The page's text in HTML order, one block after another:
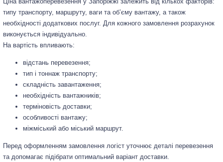
типу транспорту, маршруту, ваги та об’єму вантажу, а також
необхідності додаткових послуг. Для кожного замовлення розрахунок
виконується індивідуально.
На вартість впливають:
відстань перевезення;
тип і тоннаж транспорту;
складність завантаження;
необхідність вантажників;
терміновість доставки;
особливості вантажу;
міжміський або міський маршрут.
Перед оформленням замовлення логіст уточнює деталі перевезення
та допомагає підібрати оптимальний варіант доставки.